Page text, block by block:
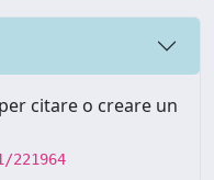
citare o creare un